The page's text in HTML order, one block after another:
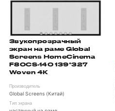
Звукопрозрачный
экран на раме Global
Screens HomeCinema
F80CS-140 139*327
Woven 4K
Производитель
Global Screens (Китай)
Тип экрана